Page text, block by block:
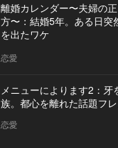
離婚カレンダー〜夫婦の
方〜：結婚5年。ある日突
を出たワケ
恋愛
メニューによります2：牙
族。都心を離れた話題フ
恋愛